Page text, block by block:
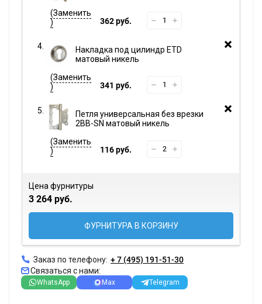
362 руб.
Накладка под цилиндр ETD
матовый никель
341 руб.
Петля универсальная без врезки
2BB-SN матовый никель
116 руб.
Цена фурнитуры
3 264 руб.
ФУРНИТУРА В КОРЗИНУ
Заказ по телефону: + 7 (495) 191-51-30
Связаться с нами:
WhatsApp Max Telegram